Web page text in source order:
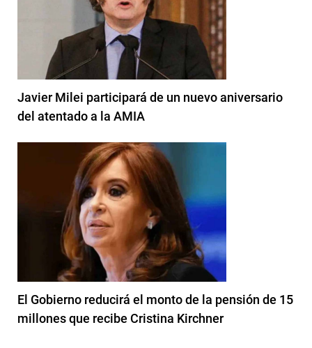
Javier Milei participará de un nuevo aniversario
del atentado a la AMIA
El Gobierno reducirá el monto de la pensión de 15
millones que recibe Cristina Kirchner